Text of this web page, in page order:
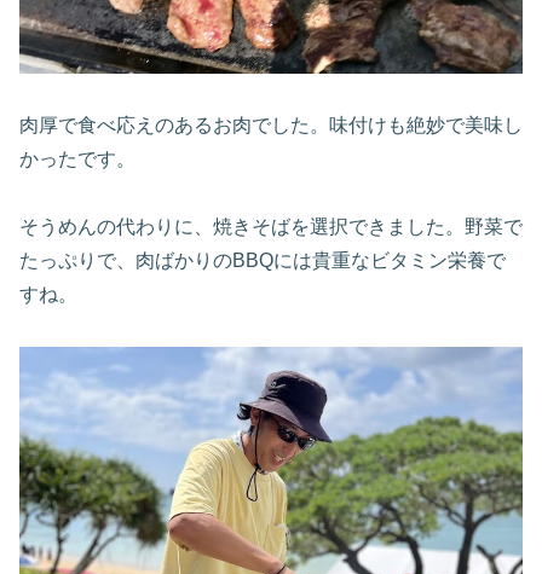
肉厚で食べ応えのあるお肉でした。味付けも絶妙で美味し
かったです。
そうめんの代わりに、焼きそばを選択できました。野菜で
たっぷりで、肉ばかりのBBQには貴重なビタミン栄養で
すね。